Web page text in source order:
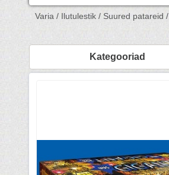
Varia / Ilutulestik / Suured patareid /
Kategooriad